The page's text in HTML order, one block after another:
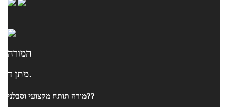
המורה
מתן ד.
מורה תותח מקצועי וסבלני??